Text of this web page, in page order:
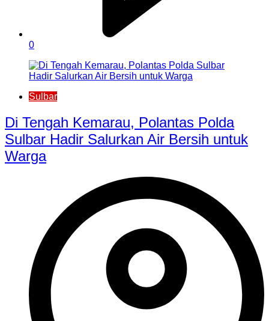
0
Sulbar
Di Tengah Kemarau, Polantas Polda
Sulbar Hadir Salurkan Air Bersih untuk
Warga